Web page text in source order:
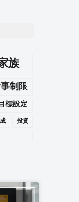
族
制限
目標設定
投資